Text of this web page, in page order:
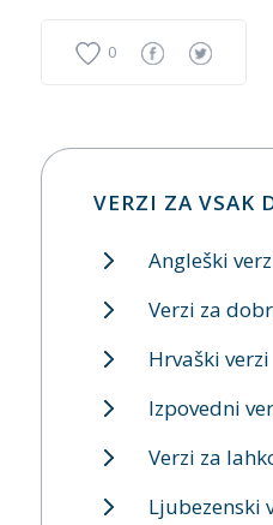
0
VERZI ZA VSAK
Angleški
Verzi za
Hrvaški verzi
Izpovedni
Verzi za
Ljubezenski